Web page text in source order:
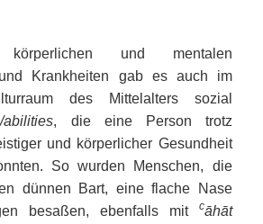
und mentalen
Krankheiten gab es auch im
des Mittelalters sozial
abilities, die eine Person trotz
und körperlicher Gesundheit
So wurden Menschen, die
dünnen Bart, eine flache Nase
besaßen, ebenfalls mit
cāhāt